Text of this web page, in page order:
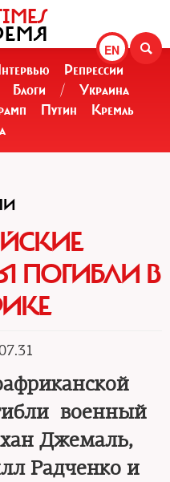
EN
Репрессии
Блоги /
Украина
Путин
Кремль
ПОГИБЛИ В
военный
Джемаль,
Радченко и